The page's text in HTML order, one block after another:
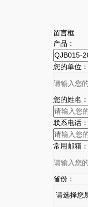
留言框
产品：
您的单位：
您的姓名：
联系电话：
常用邮箱：
省份：